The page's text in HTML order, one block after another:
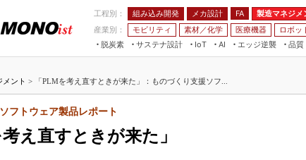
工程別： 組み込み開発 メカ設計 FA 製造マネジメ
産業別：
モビリティ 素材／化学 医療機器 ロボッ
脱炭素
サステナ設計
IoT
つながる工場
つながるサービス
AI
AI×設備保全
Physical AI
エッジ逆襲 品質
JIMTOF つながるクルマ
メント > 「PLMを考え直すときが来た」：ものづくり支援ソフ...
考え直すときが来た」
フトウェア製品レポート